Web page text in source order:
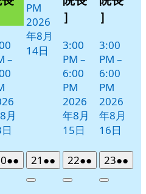
–
月
PM
2026
年8月
14日
］
3:00
PM –
6:00
PM
2026
年8月
15日
］
3:00
PM –
6:00
PM
2026
年8月
16日
2026
年
●●
件
21 2026
年
●●
件
Close
222026
年
●●
件
Close
232026
年
●●
件
Close